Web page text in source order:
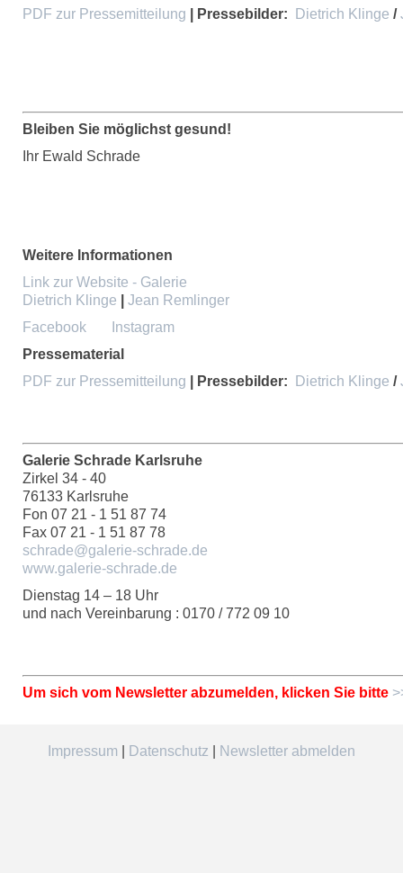
PDF zur Pressemitteilung | Pressebilder: Dietrich Klinge /
Bleiben Sie möglichst gesund!
Ihr Ewald Schrade
Weitere Informationen
Link zur Website - Galerie
Dietrich Klinge
Jean Remlinger
Facebook
Instagram
Pressematerial
PDF zur Pressemitteilung | Pressebilder: Dietrich Klinge /
Galerie Schrade Karlsruhe
Zirkel 34 - 40
76133 Karlsruhe
Fon 07 21 - 1 51 87 74
Fax 07 21 - 1 51 87 78
schrade@galerie-schrade.de
www.galerie-schrade.de
Dienstag 14 – 18 Uhr
und nach Vereinbarung : 0170 / 772 09 10
Um sich vom Newsletter abzumelden, klicken Sie bitte
Impressum Datenschutz Newsletter abmelden